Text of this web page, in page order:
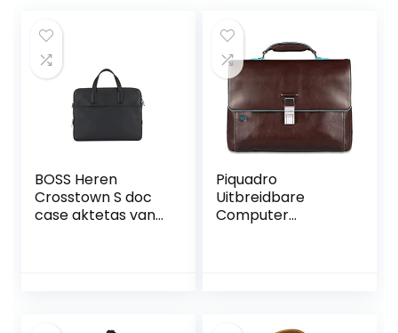
BOSS Heren
Crosstown S doc
case aktetas van
Piquadro
Uitbreidbare
Computer